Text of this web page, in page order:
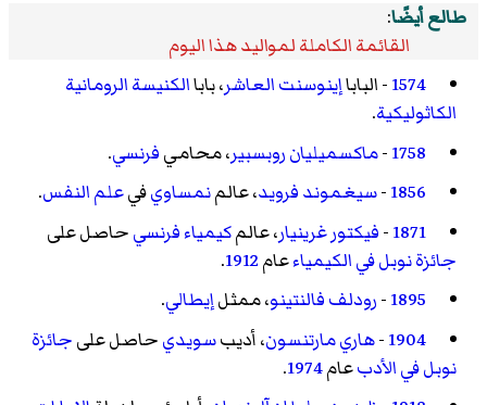
طالع أيضًا:
القائمة الكاملة لمواليد هذا اليوم
1574- الباباإينوسنت العاشر، باباالكنيسة الرومانية
الكاثوليكية.
1758
-ماكسميليان روبسبير، محاميفرنسي.
1856
-سيغموند فرويد، عالمنمساويفيعلم النفس.
1871
-فيكتور غرينيار، عالمكيمياءفرنسيحاصل على
جائزة نوبل في الكيمياءعام1912
.
1895
-رودلف فالنتينو، ممثلإيطالي.
1904
-هاري مارتنسون، أديبسويديحاصل علىجائزة
نوبل في الأدبعام1974
.